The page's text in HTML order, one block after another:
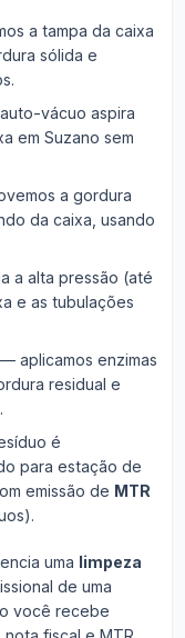
a tampa da caixa
sólida e
vácuo aspira
em Suzano sem
a gordura
da caixa, usando
a alta pressão (até
e as tubulações
— aplicamos enzimas
residual e
é
para estação de
emissão de MTR
uma limpeza
de uma
você recebe